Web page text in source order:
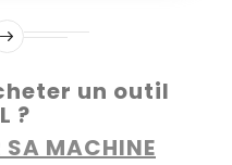
un outil
?
SA MACHINE